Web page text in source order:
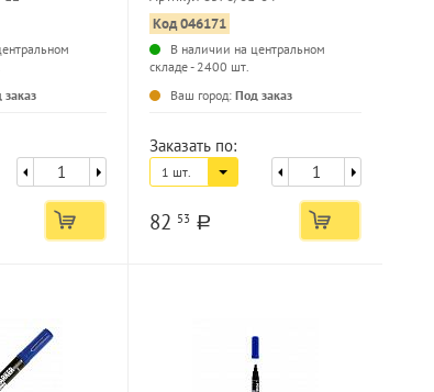
Код 046171
В наличии на центральном
складе - 2400 шт.
Ваш город: Под заказ
Заказать по:
1 шт.
82 53 a